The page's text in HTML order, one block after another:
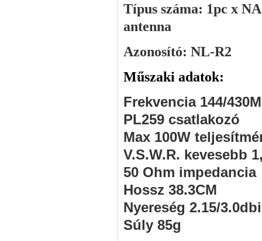
Típus száma: 1pc x
antenna
Azonosító: NL-R2
Műszaki adatok:
Frekvencia 144/
PL259 csatlakozó
Max 100W
V.S.W.R. kevesebb
50 Ohm impedancia
Hossz 38.3CM
Nyereség 2.15/3.0dbi
Súly 85g